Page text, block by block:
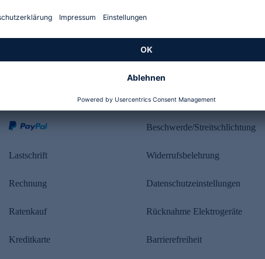
Lastschrift
Rechnung
Ratenkauf
Kreditkarte
Rechtliches
Beschwerde/Streitschlichtung
Widerrufsbelehrung
Datenschutzeinstellungen
Rücknahme Elektrogeräte
Barrierefreiheit